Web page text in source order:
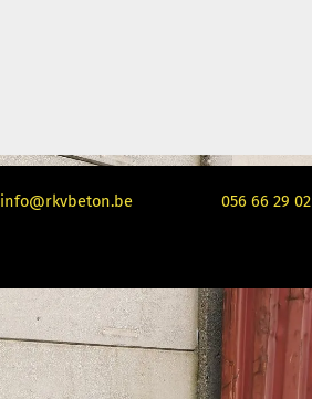
info@rkvbeton.be 056 66 29 02